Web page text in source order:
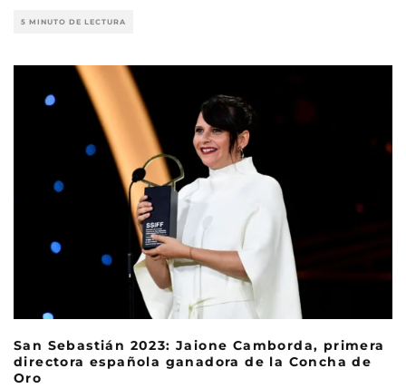
5 MINUTO DE LECTURA
San Sebastián 2023: Jaione Camborda, primera
directora española ganadora de la Concha de
Oro